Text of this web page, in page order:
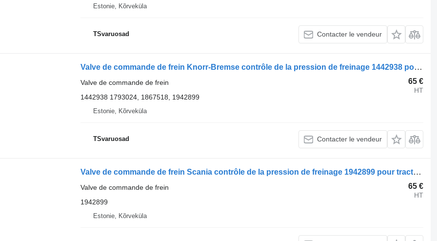
Estonie, Kõrveküla
TSvaruosad Contacter le vendeur
Valve de commande de frein Knorr-Bremse contrôle de la pression de freinage 1442938 pour tracteur routier Scania R420
65 €
HT
Valve de commande de frein
1442938 1793024, 1867518, 1942899
Estonie, Kõrveküla
TSvaruosad Contacter le vendeur
Valve de commande de frein Scania contrôle de la pression de freinage 1942899 pour tracteur routier Scania R420
65 €
HT
Valve de commande de frein
1942899
Estonie, Kõrveküla